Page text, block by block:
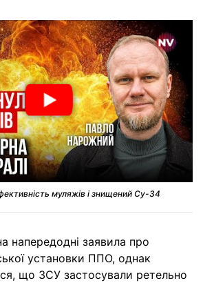
муляжів і знищений Су-34
напередодні заявила про
установки ППО, однак
що ЗСУ застосували ретельно